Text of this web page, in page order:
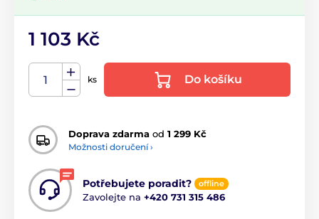
1 103 Kč
ks Do košíku
Doprava zdarma od 1 299 Kč
Možnosti doručení ›
Potřebujete poradit? offline
Zavolejte na +420 731 315 486